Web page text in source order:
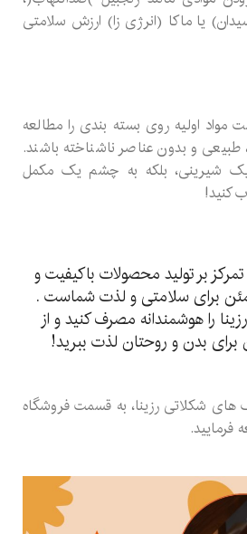
یا ماکا (انرژی زا) ارزش سلامتی
اولیه روی بسته بندی را مطالعه
طبیعی و بدون عناصر ناشناخته باشند.
یک شیرینی، بلکه به چشم یک مکمل
کنید!
تمرکز بر تولید محصولات باکیفیت و
برای سلامتی و لذت شماست .
را هوشمندانه مصرف کنید و از
برای بدن و روحتان لذت ببرید!
شکلاتی رزینا، به قسمت فروشگاه